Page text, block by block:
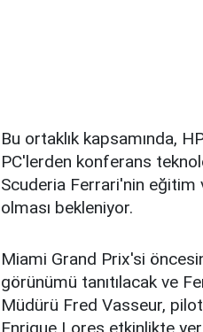
Bu ortaklık kapsamında,
PC'lerden konferans
Scuderia Ferrari'nin eğitim
olması bekleniyor.
Miami Grand Prix'si
görünümü tanıtılacak ve
Müdürü Fred Vasseur,
Enrique Lores etkinlikte